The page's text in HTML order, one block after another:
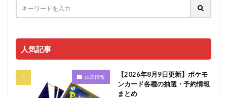
人気記事
抽選情報
【2026年8月9日更新】ポケモ
ンカード各種の抽選・予約情報
まとめ